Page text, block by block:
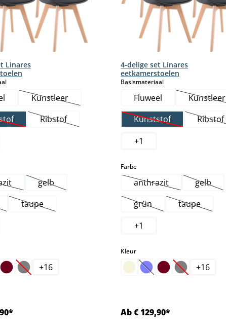
Linares
select
Kunstleer(Deze optie is momenteel niet beschikbaar.)
optie is momenteel niet beschikbaar.)
Ribstof(Deze optie is momenteel niet beschikbaar.)
optie is momenteel niet beschikbaar.)
gelb(Deze optie is momenteel niet beschikbaar.)
optie is momenteel niet beschikbaar.)
taupe(Deze optie is momenteel niet beschikbaar.)
optie is momenteel niet beschikbaar.)
(Deze optie is momenteel niet beschikbaar.)
+16
4-delige set Linares
eetkamerstoelen
Basismateriaalselect
Fluweel Kunstleer
Kunststof(Deze optie isRibstof
+1
Farbeselect
anthrazit(Deze optie isgelb(Deze
grün(Deze optie istaupe
(Deze
+1
Kleurselect
(Deze optie is(Deze optie
+16
Ab € 129,90*